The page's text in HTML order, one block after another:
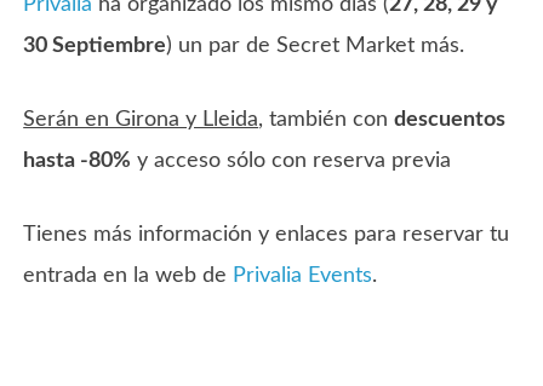
Privalia ha organizado los mismo días (27, 28, 29 y
30 Septiembre) un par de Secret Market más.
Serán en Girona y Lleida, también condescuentos
hasta -80% y acceso sólo con reserva previa
Tienes más información y enlaces para reservar tu
entrada en la web de Privalia Events.